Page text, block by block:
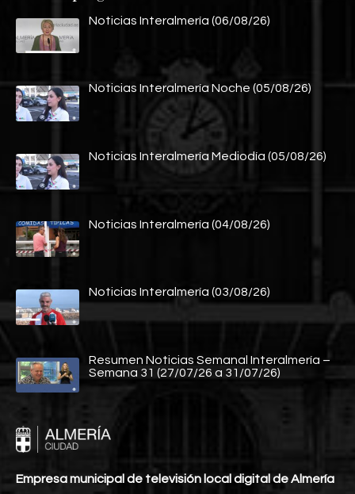
Noticias Interalmería (06/08/26)
Noticias Interalmería Noche (05/08/26)
Noticias Interalmería Mediodía (05/08/26)
Noticias Interalmería (04/08/26)
Noticias Interalmería (03/08/26)
Resumen Noticias Semanal Interalmería –
Semana 31 (27/07/26 a 31/07/26)
Empresa municipal de televisión local digital de Almería